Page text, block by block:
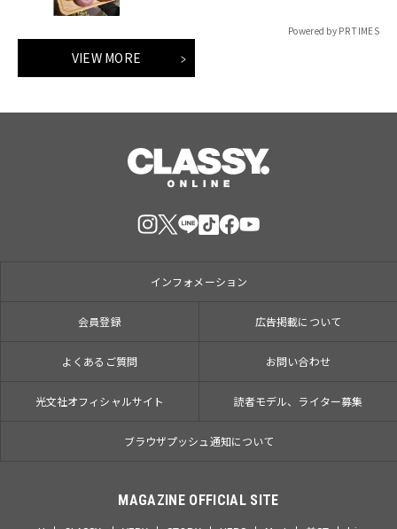
Powered by PR TIMES
VIEW MORE
インフォメーション
会員登録 広告掲載について
よくあるご質問 お問い合わせ
光文社オフィシャルサイト 読者モデル、ライター募集
ブラウザプッシュ通知について
MAGAZINE OFFICIAL SITE